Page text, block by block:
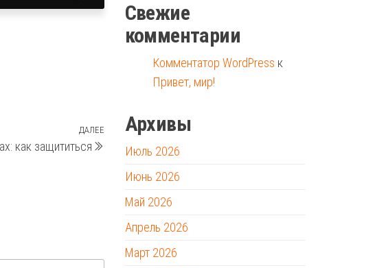
Следующая
запись
ДАЛЕЕ
как защититься
Свежие
комментарии
Комментатор WordPress к
Привет, мир!
Архивы
Июль 2026
Июнь 2026
Май 2026
Апрель 2026
Март 2026